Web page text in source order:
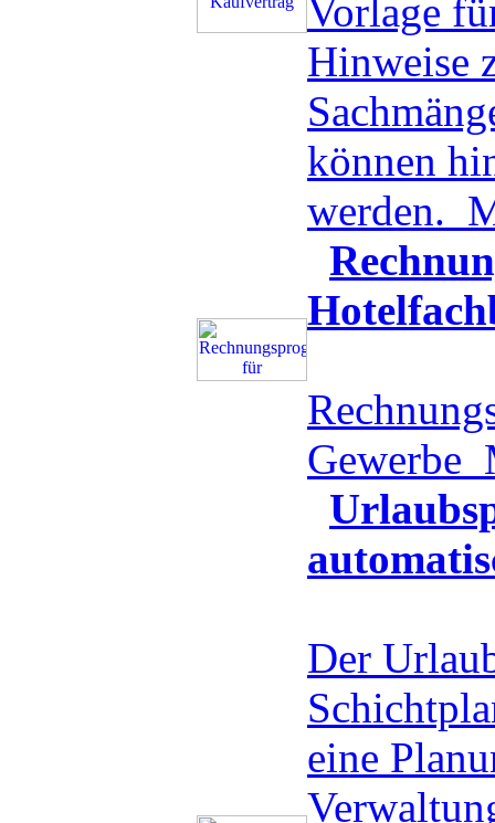
Vorlage
Hinweise
können
werden.
Gewerbe
Der
eine